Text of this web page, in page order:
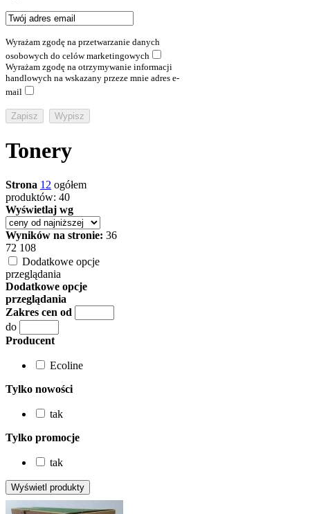
Wyrażam zgodę na przetwarzanie danych
osobowych do celów marketingowych
Wyrażam zgodę na otrzymywanie informacji
handlowych na wskazany przeze mnie adres e-
mail
Tonery
Strona 1 2 ogółem
produktów: 40
Wyświetlaj wg
Wyników na stronie: 36
72 108
Dodatkowe opcje
przeglądania
Dodatkowe opcje
przeglądania
Zakres cen od
do
Producent
Ecoline
Tylko nowości
tak
Tylko promocje
tak